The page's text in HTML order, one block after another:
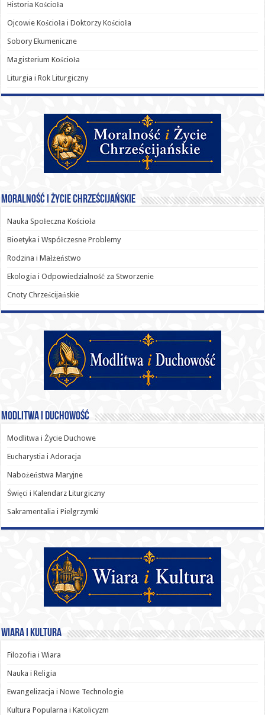
Historia Kościoła
Ojcowie Kościoła i Doktorzy Kościoła
Sobory Ekumeniczne
Magisterium Kościoła
Liturgia i Rok Liturgiczny
Moralność i Życie Chrześcijańskie
Nauka Społeczna Kościoła
Bioetyka i Współczesne Problemy
Rodzina i Małżeństwo
Ekologia i Odpowiedzialność za Stworzenie
Cnoty Chrześcijańskie
Modlitwa i Duchowość
Modlitwa i Życie Duchowe
Eucharystia i Adoracja
Nabożeństwa Maryjne
Święci i Kalendarz Liturgiczny
Sakramentalia i Pielgrzymki
Wiara i Kultura
Filozofia i Wiara
Nauka i Religia
Ewangelizacja i Nowe Technologie
Kultura Popularna i Katolicyzm